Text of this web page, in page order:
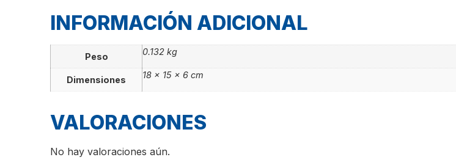
INFORMACIÓN ADICIONAL
Peso 0.132 kg
Dimensiones 18 × 15 × 6 cm
VALORACIONES
No hay valoraciones aún.